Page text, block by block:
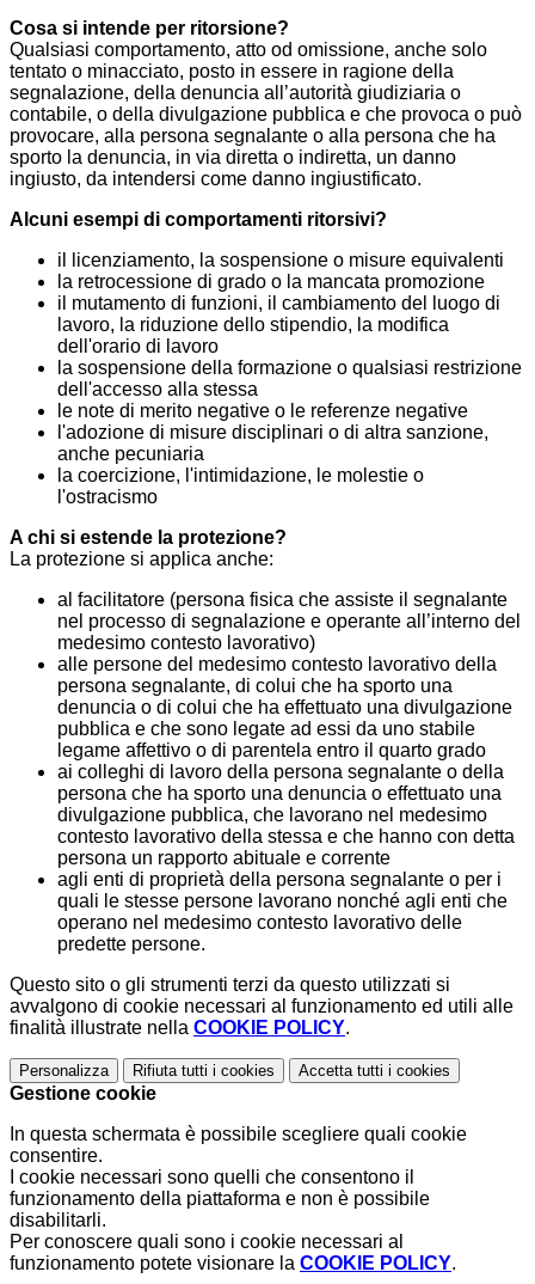
Cosa si intende per ritorsione?
Qualsiasi comportamento, atto od omissione, anche solo
tentato o minacciato, posto in essere in ragione della
segnalazione, della denuncia all’autorità giudiziaria o
contabile, o della divulgazione pubblica e che provoca o può
provocare, alla persona segnalante o alla persona che ha
sporto la denuncia, in via diretta o indiretta, un danno
ingiusto, da intendersi come danno ingiustificato.
Alcuni esempi di comportamenti ritorsivi?
il licenziamento, la sospensione o misure equivalenti
la retrocessione di grado o la mancata promozione
il mutamento di funzioni, il cambiamento del luogo di
lavoro, la riduzione dello stipendio, la modifica
dell'orario di lavoro
la sospensione della formazione o qualsiasi restrizione
dell'accesso alla stessa
le note di merito negative o le referenze negative
l'adozione di misure disciplinari o di altra sanzione,
anche pecuniaria
la coercizione, l'intimidazione, le molestie o
l'ostracismo
A chi si estende la protezione?
La protezione si applica anche:
al facilitatore (persona fisica che assiste il segnalante
nel processo di segnalazione e operante all’interno del
medesimo contesto lavorativo)
alle persone del medesimo contesto lavorativo della
persona segnalante, di colui che ha sporto una
denuncia o di colui che ha effettuato una divulgazione
pubblica e che sono legate ad essi da uno stabile
legame affettivo o di parentela entro il quarto grado
ai colleghi di lavoro della persona segnalante o della
persona che ha sporto una denuncia o effettuato una
divulgazione pubblica, che lavorano nel medesimo
contesto lavorativo della stessa e che hanno con detta
persona un rapporto abituale e corrente
agli enti di proprietà della persona segnalante o per i
quali le stesse persone lavorano nonché agli enti che
operano nel medesimo contesto lavorativo delle
predette persone.
Questo sito o gli strumenti terzi da questo utilizzati si
avvalgono di cookie necessari al funzionamento ed utili alle
finalità illustrate nella COOKIE POLICY.
Personalizza Rifiuta tutti i cookies Accetta tutti i cookies
Gestione cookie
In questa schermata è possibile scegliere quali cookie
consentire.
I cookie necessari sono quelli che consentono il
funzionamento della piattaforma e non è possibile
disabilitarli.
Per conoscere quali sono i cookie necessari al
funzionamento potete visionare la COOKIE POLICY.